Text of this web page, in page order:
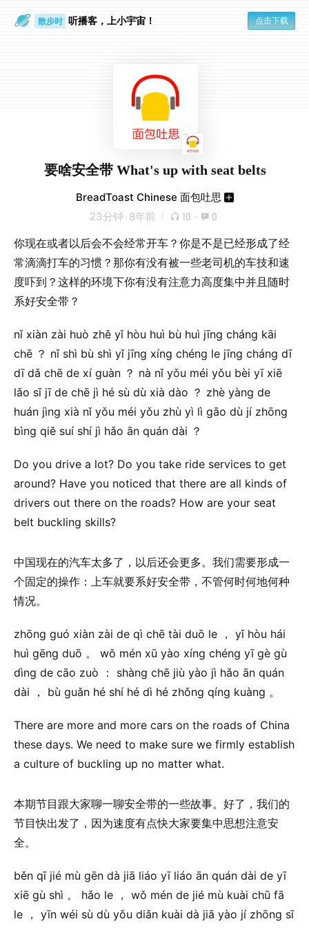
散步时 听播客，上小宇宙！ 点击下载
要啥安全带 What's up with seat belts
BreadToast Chinese 面包吐思
23分钟 · 8年前 10 · 0
你现在或者以后会不会经常开车？你是不是已经形成了经
常滴滴打车的习惯？那你有没有被一些老司机的车技和速
度吓到？这样的环境下你有没有注意力高度集中并且随时
系好安全带？
nǐ xiàn zài huò zhě yǐ hòu huì bù huì jīng cháng kāi
chē ？ nǐ shì bù shì yǐ jīng xíng chéng le jīng cháng dī
dī dǎ chē de xí guàn ？ nà nǐ yǒu méi yǒu bèi yī xiē
lǎo sī jī de chē jì hé sù dù xià dào ？ zhè yàng de
huán jìng xià nǐ yǒu méi yǒu zhù yì lì gāo dù jí zhōng
bìng qiě suí shí jì hǎo ān quán dài ？
Do you drive a lot? Do you take ride services to get
around? Have you noticed that there are all kinds of
drivers out there on the roads? How are your seat
belt buckling skills?
中国现在的汽车太多了，以后还会更多。我们需要形成一
个固定的操作：上车就要系好安全带，不管何时何地何种
情况。
zhōng guó xiàn zài de qì chē tài duō le ， yǐ hòu hái
huì gēng duō 。 wǒ mén xū yào xíng chéng yī gè gù
dìng de cāo zuò ： shàng chē jiù yào jì hǎo ān quán
dài ， bù guǎn hé shí hé dì hé zhǒng qíng kuàng 。
There are more and more cars on the roads of China
these days. We need to make sure we firmly establish
a culture of buckling up no matter what.
本期节目跟大家聊一聊安全带的一些故事。好了，我们的
节目快出发了，因为速度有点快大家要集中思想注意安
全。
běn qī jié mù gēn dà jiā liáo yī liáo ān quán dài de yī
xiē gù shì 。 hǎo le ， wǒ mén de jié mù kuài chū fā
le ， yīn wéi sù dù yǒu diǎn kuài dà jiā yào jí zhōng sī